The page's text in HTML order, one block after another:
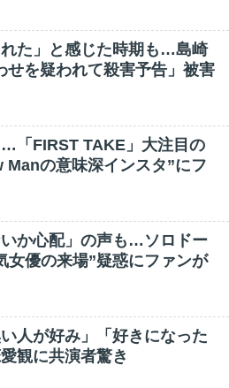
た」と感じた時期も…島崎
を疑われて殺害予告」被害
「FIRST TAKE」大注目の
の意味深インスタ”にフ
いか心配」の声も…ソロドー
女優の来場”疑惑にファンが
人が好み」「好きになった
観に共演者驚き